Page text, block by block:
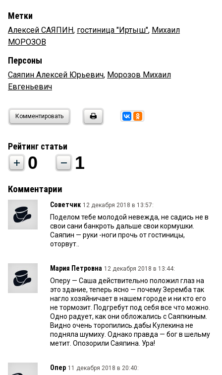
Метки
Алексей САЯПИН, гостиница "Иртыш", Михаил
МОРОЗОВ
Персоны
Саяпин Алексей Юрьевич, Морозов Михаил
Евгеньевич
Комментировать
Рейтинг статьи
0 1
Комментарии
Советчик 12 декабря 2018 в 13:57:
Поделом тебе молодой невежда, не садись не в
свои сани банкроть дальше свои кормушки.
Саяпин — руки -ноги прочь от гостиницы,
оторвут..
Мария Петровна 12 декабря 2018 в 13:44:
Оперу — Саша действительно положил глаз на
это здание, теперь ясно — почему Зеремба так
нагло хозяйничает в нашем городе и ни кто его
не тормозит. Подгребут под себя все что можно.
Одно радует, как они обложались с Саяпкиным.
Видно очень торопились.дабы Кулекина не
подняла шумиху. Однако правда — бог в шельму
метит. Опозорили Саяпина. Ура!
Опер 11 декабря 2018 в 20:40: